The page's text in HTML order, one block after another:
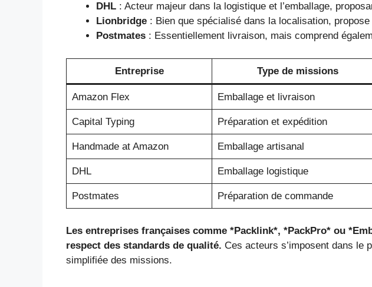
DHL : Acteur majeur dans la logistique et l’emballage,
Lionbridge : Bien que spécialisé dans la localisation,
Postmates : Essentiellement livraison, mais comprend
Entreprise Type de missions
Amazon Flex Emballage et livraison
Capital Typing Préparation et expédition
Handmade at Amazon Emballage artisanal
DHL Emballage logistique
Postmates Préparation de commande
Les entreprises françaises comme *Packlink*, *PackPro* ou
respect des standards de qualité. Ces acteurs s’imposent dans le
simplifiée des missions.